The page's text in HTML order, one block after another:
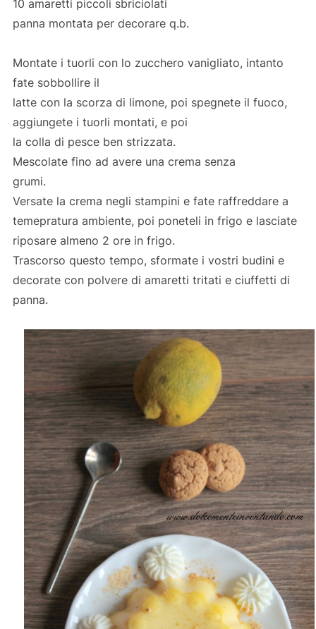
10 amaretti piccoli sbriciolati
panna montata per decorare q.b.
Montate i tuorli con lo zucchero vanigliato, intanto
fate sobbollire il
latte con la scorza di limone, poi spegnete il fuoco,
aggiungete i tuorli montati, e poi
la colla di pesce ben strizzata.
Mescolate fino ad avere una crema senza
grumi.
Versate la crema negli stampini e fate raffreddare a
temepratura ambiente, poi poneteli in frigo e lasciate
riposare almeno 2 ore in frigo.
Trascorso questo tempo, sformate i vostri budini e
decorate con polvere di amaretti tritati e ciuffetti di
panna.